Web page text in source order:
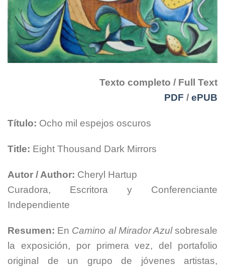
Texto completo / Full Text
PDF / ePUB
Título: Ocho mil espejos oscuros
Title: Eight Thousand Dark Mirrors
Autor / Author: Cheryl Hartup
Curadora, Escritora y Conferenciante
Independiente
Resumen: En Camino al Mirador Azulsobresale
la exposición, por primera vez, del portafolio
original de un grupo de jóvenes artistas,